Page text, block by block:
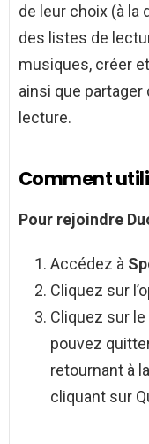
de leur choix (à la
des listes de
musiques, créer
ainsi que
lecture.
Comment
Pour rejoindre
Accédez à
Cliquez sur
Cliquez sur
pouvez
retournant à
cliquant sur